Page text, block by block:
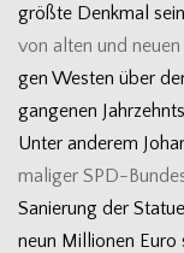
größte Denk­mal
von alten und neuen
gen Wes­ten über
gan­ge­nen
Unter ande­rem
ma­li­ger SPD-
Sanie­rung der
neun Mil­lio­nen